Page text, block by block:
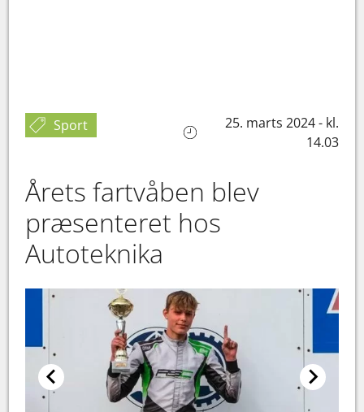
Sport
25. marts 2024 - kl.
14.03
Årets fartvåben blev
præsenteret hos
Autoteknika